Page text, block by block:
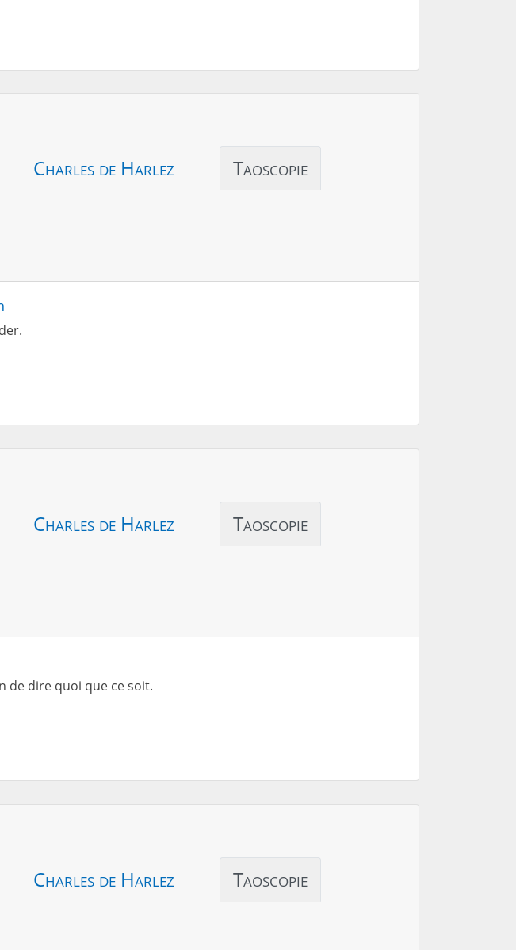
Charles de Harlez Taoscopie
Charles de Harlez Taoscopie
de dire quoi que ce soit.
Charles de Harlez Taoscopie